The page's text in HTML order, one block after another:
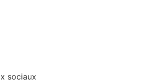
sociaux